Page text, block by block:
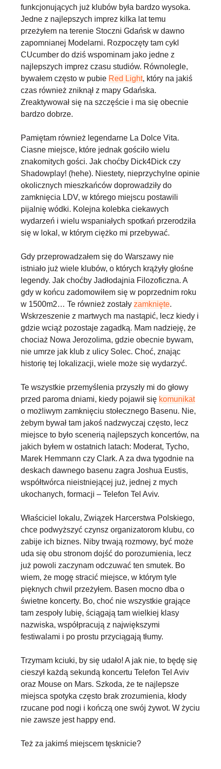
funkcjonujących już klubów była bardzo wysoka.
Jedne z najlepszych imprez kilka lat temu
przeżyłem na terenie Stoczni Gdańsk w dawno
zapomnianej Modelarni. Rozpoczęty tam cykl
CUcumber do dziś wspominam jako jedne z
najlepszych imprez czasu studiów. Równolegle,
bywałem często w pubie Red Light, który na jakiś
czas również zniknął z mapy Gdańska.
Zreaktywował się na szczęście i ma się obecnie
bardzo dobrze.
Pamiętam również legendarne La Dolce Vita.
Ciasne miejsce, które jednak gościło wielu
znakomitych gości. Jak choćby Dick4Dick czy
Shadowplay! (hehe). Niestety, nieprzychylne opinie
okolicznych mieszkańców doprowadziły do
zamknięcia LDV, w którego miejscu postawili
pijalnię wódki. Kolejna kolebka ciekawych
wydarzeń i wielu wspaniałych spotkań przerodziła
się w lokal, w którym ciężko mi przebywać.
Gdy przeprowadzałem się do Warszawy nie
istniało już wiele klubów, o których krążyły głośne
legendy. Jak choćby Jadłodajnia Filozoficzna. A
gdy w końcu zadomowiłem się w poprzednim roku
w 1500m2… Te również zostały zamknięte.
Wskrzeszenie z martwych ma nastąpić, lecz kiedy i
gdzie wciąż pozostaje zagadką. Mam nadzieję, że
chociaż Nowa Jerozolima, gdzie obecnie bywam,
nie umrze jak klub z ulicy Solec. Choć, znając
historię tej lokalizacji, wiele może się wydarzyć.
Te wszystkie przemyślenia przyszły mi do głowy
przed paroma dniami, kiedy pojawił się komunikat
o możliwym zamknięciu stołecznego Basenu. Nie,
żebym bywał tam jakoś nadzwyczaj często, lecz
miejsce to było scenerią najlepszych koncertów, na
jakich byłem w ostatnich latach: Moderat, Tycho,
Marek Hemmann czy Clark. A za dwa tygodnie na
deskach dawnego basenu zagra Joshua Eustis,
współtwórca nieistniejącej już, jednej z mych
ukochanych, formacji – Telefon Tel Aviv.
Właściciel lokalu, Związek Harcerstwa Polskiego,
chce podwyższyć czynsz organizatorom klubu, co
zabije ich biznes. Niby trwają rozmowy, być może
uda się obu stronom dojść do porozumienia, lecz
już powoli zaczynam odczuwać ten smutek. Bo
wiem, że mogę stracić miejsce, w którym tyle
pięknych chwil przeżyłem. Basen mocno dba o
świetne koncerty. Bo, choć nie wszystkie grające
tam zespoły lubię, ściągają tam wielkiej klasy
nazwiska, współpracują z największymi
festiwalami i po prostu przyciągają tłumy.
Trzymam kciuki, by się udało! A jak nie, to będę się
cieszył każdą sekundą koncertu Telefon Tel Aviv
oraz Mouse on Mars. Szkoda, że te najlepsze
miejsca spotyka często brak zrozumienia, kłody
rzucane pod nogi i kończą one swój żywot. W życiu
nie zawsze jest happy end.
Też za jakimś miejscem tęsknicie?